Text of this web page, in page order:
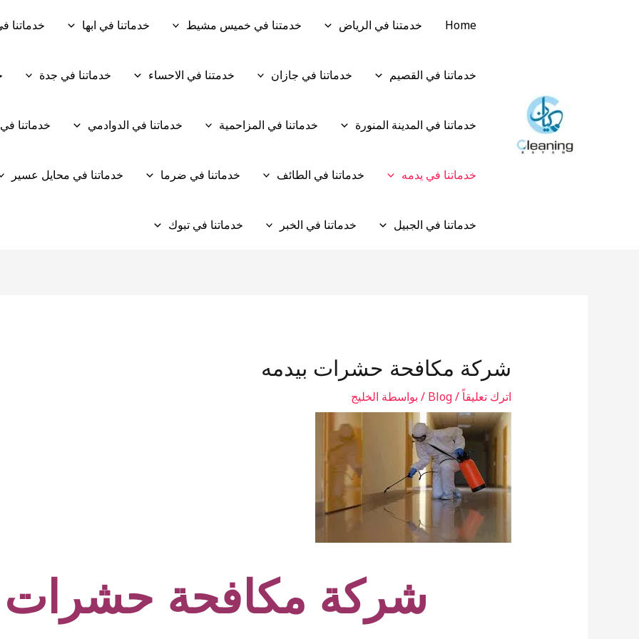
Home خدمتنا في الرياض خدمتنا في خميس مشيط خدماتنا في ابها خدماتنا
خدماتنا في القصيم خدماتنا في جازان خدمتنا في الاحساء خدماتنا في جدة
خدماتنا في المدينة المنورة خدماتنا في المزاحمية خدماتنا في الدوادمي خدماتنا
خدماتنا في يدمه خدماتنا في الطائف خدماتنا في ضرما خدماتنا في محايل عسير
خدماتنا في الجبيل خدماتنا في الخبر خدماتنا في تبوك
شركة مكافحة حشرات بيدمه
اترك تعليقاً/
Blog / بواسطة الخليج
شركة مكافحة حشرات